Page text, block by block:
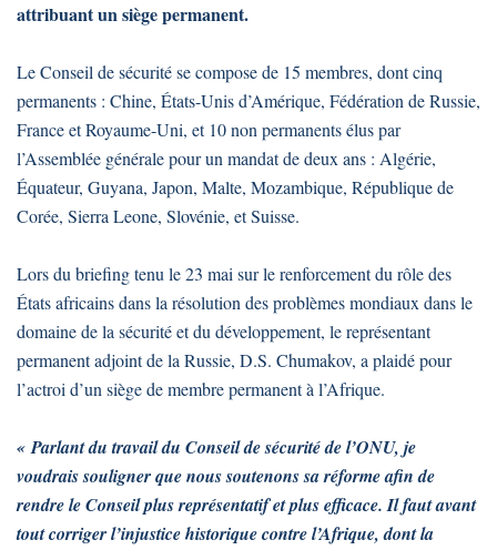
attribuant un siège permanent.
Le Conseil de sécurité se compose de 15 membres, dont cinq
permanents : Chine, États-Unis d’Amérique, Fédération de Russie,
France et Royaume-Uni, et 10 non permanents élus par
l’Assemblée générale pour un mandat de deux ans : Algérie,
Équateur, Guyana, Japon, Malte, Mozambique, République de
Corée, Sierra Leone, Slovénie, et Suisse.
Lors du briefing tenu le 23 mai sur le renforcement du rôle des
États africains dans la résolution des problèmes mondiaux dans le
domaine de la sécurité et du développement, le représentant
permanent adjoint de la Russie, D.S. Chumakov, a plaidé pour
l’actroi d’un siège de membre permanent à l’Afrique.
« Parlant du travail du Conseil de sécurité de l’ONU, je
voudrais souligner que nous soutenons sa réforme afin de
rendre le Conseil plus représentatif et plus efficace. Il faut avant
tout corriger l’injustice historique contre l’Afrique, dont la